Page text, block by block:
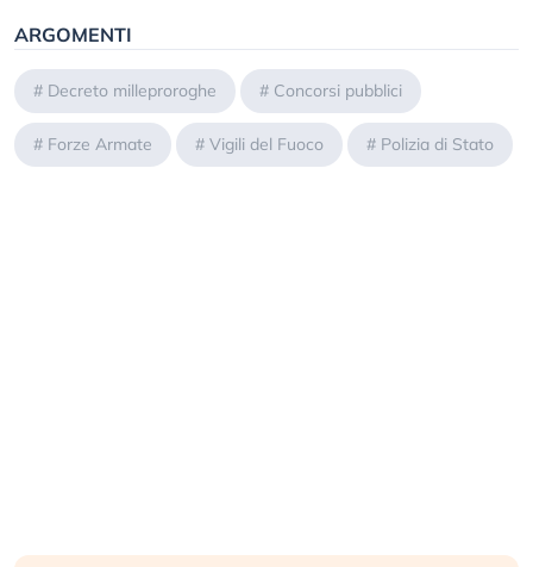
ARGOMENTI
# Decreto milleproroghe # Concorsi pubblici
# Forze Armate # Vigili del Fuoco # Polizia di Stato